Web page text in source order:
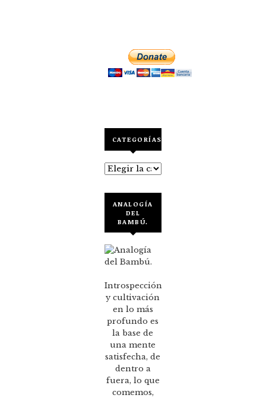
CATEGORÍAS
Categorías
ANALOGÍA
DEL
BAMBÚ.
Introspección
y cultivación
en lo más
profundo es
la base de
una mente
satisfecha, de
dentro a
fuera, lo que
comemos,